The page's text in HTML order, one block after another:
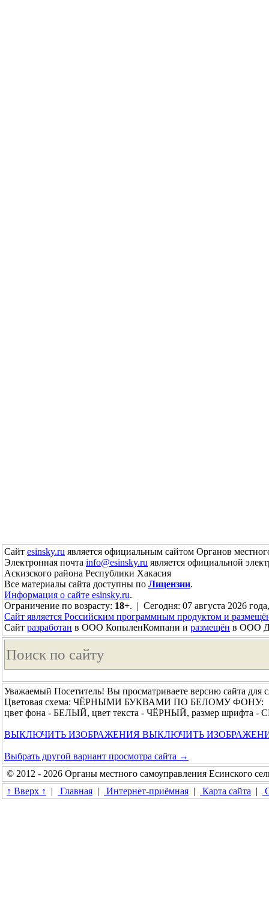
Сайт esinsky.ru является официальным сайтом Органов
Электронная почта info@esinsky.ru является официальной
Аскизского района Республики Хакасия
Все материалы сайта доступны по Лицензии.
Информация о сайте esinsky.ru.
Ограничение по возрасту: 18+. | Сегодня: 07 августа 2026
Сайт является Российским программным продуктом и
Сайт разработан в ООО КопыленКомпани и размещён в ООО
Уважаемый Посетитель! Вы просматриваете версию сайта для
Цветовая схема: ЧЁРНЫМИ БУКВАМИ ПО БЕЛОМУ ФОНУ:
цвет фона - БЕЛЫЙ, цвет текста - ЧЁРНЫЙ, размер шрифта
ВЫКЛЮЧИТЬ ИЗОБРАЖЕНИЯ ВЫКЛЮЧИТЬ
Выбрать другой вариант просмотра сайта →
© 2012 - 2026 Органы местного самоуправления Есинского
↑ Вверх ↑
| Главная | Интернет-приёмная | Карта сайта |